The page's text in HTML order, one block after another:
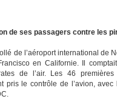
de ses passagers contre les
de l’aéroport international de
en Californie. Il
de l’air. Les 46
le contrôle de l’avion, avec